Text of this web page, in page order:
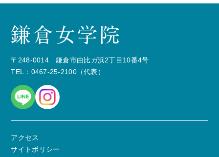
〒248-0014 鎌倉市由比ガ浜2丁目10番4号
TEL：0467-25-2100（代表）
アクセス
サイトポリシー